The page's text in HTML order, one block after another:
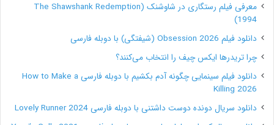
هیچ درآمدی نداشته باشید. بنابراین ضروری است که یاد
بگیرید درآمد خود را مدیریت کنید.
مسئولیت‌های اداری و قانونی
شاید در پاسخ به سؤال سختی‌های فریلنسینگ چیست ،
بتوان گفت که سختی و حسن هم‌زمان آن این است که شما
معرفی فیلم رستگاری در شاوشنک (The Shawshank Redemption
1994)
دانلود فیلم Obsession 2026 (شیفتگی) با دوبله فارسی
چرا تریدرها ایکس چیف را انتخاب می‌کنند؟
دانلود فیلم سینمایی چگونه آدم بکشیم با دوبله فارسی How to Make a
Killing 2026
دانلود سریال دونده دوست داشتنی با دوبله فارسی Lovely Runner 2024